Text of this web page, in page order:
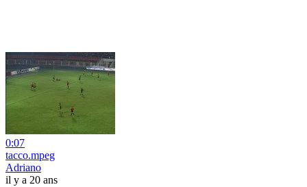
0:07
tacco.mpeg
Adriano
il y a 20 ans